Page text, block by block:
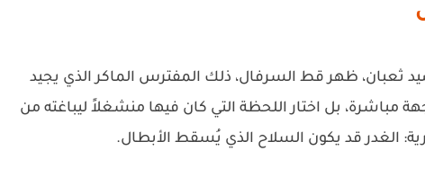
ثعبان، ظهر قط السرفال، ذلك المفترس الماكر الذي يجيد
مباشرة، بل اختار اللحظة التي كان فيها منشغلاً ليباغته من
الغدر قد يكون السلاح الذي يُسقط الأبطال.